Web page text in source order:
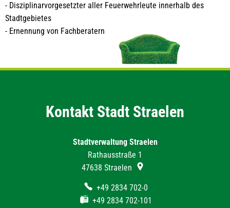
- Disziplinarvorgesetzter aller Feuerwehrleute innerhalb des
Stadtgebietes
- Ernennung von Fachberatern
Kontakt Stadt Straelen
Stadtverwaltung Straelen
Rathausstraße 1
47638 Straelen
+49 2834 702-0
+49 2834 702-101